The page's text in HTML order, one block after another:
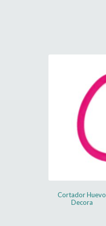
Cortador Huevo
Decora